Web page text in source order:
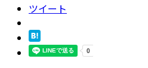
ツイート